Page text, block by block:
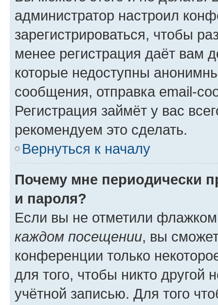
администратор настроил
зарегистрироваться, чтобы
менее регистрация даёт вам
которые недоступны
сообщения, отправка email-
Регистрация займёт у вас
рекомендуем это сделать.
Вернуться к началу
Почему мне периодически
и пароля?
Если вы не отметили
каждом посещении, вы
конференции только
для того, чтобы никто другой
учётной записью. Для того